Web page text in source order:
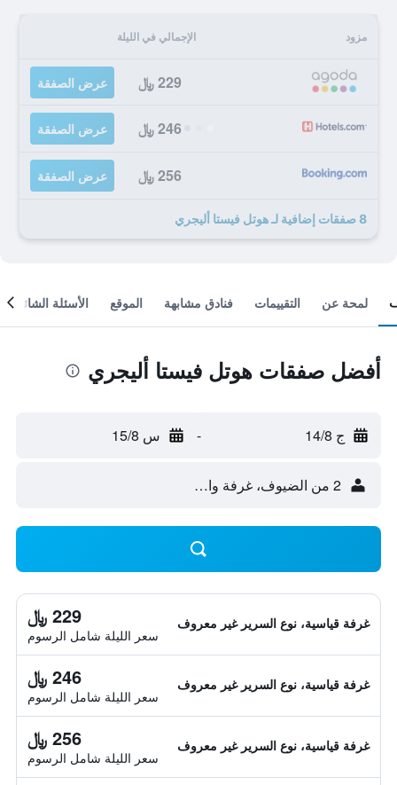
مزود الإجمالي في الليلة
229 ﷼ عرض الصفقة
246 ﷼ عرض الصفقة
256 ﷼ عرض الصفقة
8 صفقات إضافية لـ هوتل فيستا أليجري
لمحة عن التقييمات فنادق مشابهة الموقع الأسئلة الشائعة
أفضل صفقات هوتل فيستا أليجري
ج 14/8 - س 15/8
2 من الضيوف، غرفة واحدة
غرفة قياسية، نوع السرير غير معروف 229 ﷼
سعر الليلة شامل الرسوم
غرفة قياسية، نوع السرير غير معروف 246 ﷼
سعر الليلة شامل الرسوم
غرفة قياسية، نوع السرير غير معروف 256 ﷼
سعر الليلة شامل الرسوم